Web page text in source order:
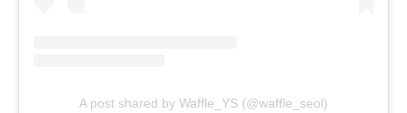
A post shared by Waffle_YS (@waffle_seol)